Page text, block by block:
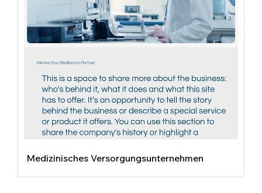
Medizinisches Versorgungsunternehmen